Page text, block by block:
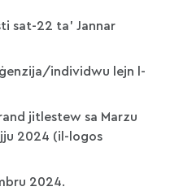
sat-22 ta’ Jannar
individwu lejn l-
jitlestew sa Marzu
2024 (il-logos
2024.